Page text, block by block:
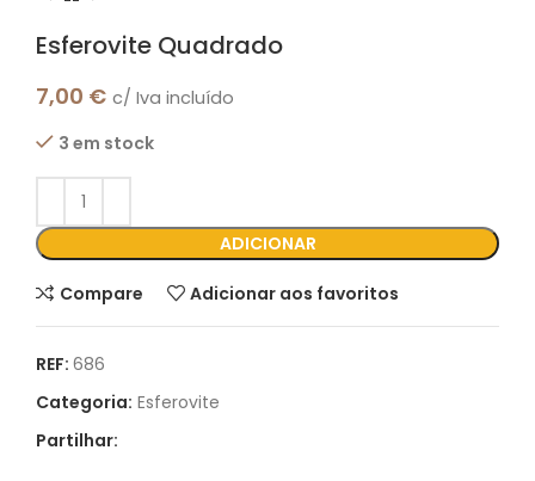
Esferovite Quadrado
7,00 € c/ Iva incluído
3 em stock
ADICIONAR
Compare Adicionar aos favoritos
REF: 686
Categoria: Esferovite
Partilhar: